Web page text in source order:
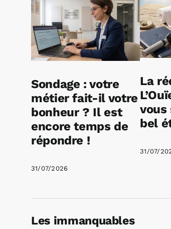
Sondage : votre
métier fait-il votre
bonheur ? Il est
encore temps de
répondre !
31/07/2026
La
vous
bel
31/07/
Les immanquables